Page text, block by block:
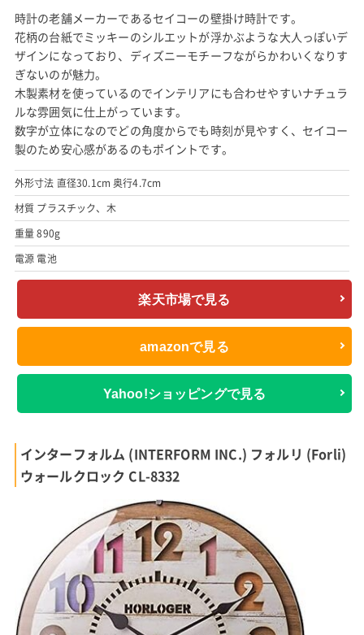
時計の老舗メーカーであるセイコーの壁掛け時計です。
花柄の台紙でミッキーのシルエットが浮かぶような大人っぽいデ
ザインになっており、ディズニーモチーフながらかわいくなりす
ぎないのが魅力。
木製素材を使っているのでインテリアにも合わせやすいナチュラ
ルな雰囲気に仕上がっています。
数字が立体になのでどの角度からでも時刻が見やすく、セイコー
製のため安心感があるのもポイントです。
外形寸法 直径30.1cm 奥行4.7cm
材質 プラスチック、木
重量 890g
電源 電池
楽天市場で見る
amazonで見る
Yahoo!ショッピングで見る
インターフォルム (INTERFORM INC.) フォルリ (Forli)
ウォールクロック CL-8332